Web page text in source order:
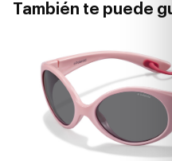
También te puede